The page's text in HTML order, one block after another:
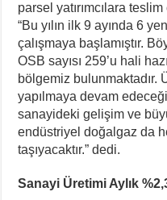
parsel yatırımcılara
“Bu yılın ilk 9 ayında 6
çalışmaya başlamıştır.
OSB sayısı 259’u hali
bölgemiz bulunmaktadır.
yapılmaya devam
sanayideki gelişim ve
endüstriyel doğalgaz da
taşıyacaktır.” dedi.
Sanayi Üretimi Aylık